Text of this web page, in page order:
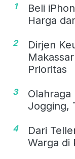
1
Beli
Harga
2
Dirjen
Prioritas
3
Olahraga
Jogging,
4
Dari
Warga di